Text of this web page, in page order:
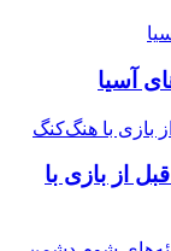
آسیا
از بازی با